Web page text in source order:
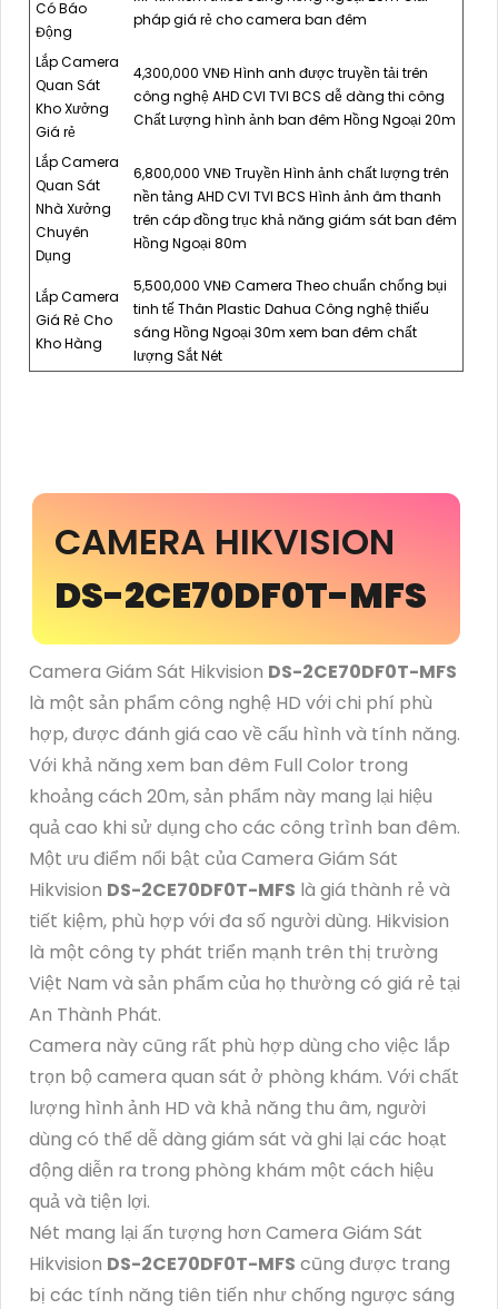
Có Báo
Động
pháp giá rẻ cho camera ban đêm
Lắp Camera
Quan Sát
Kho Xưởng
Giá rẻ
4,300,000 VNĐ Hình anh được truyền tải trên
công nghệ AHD CVI TVI BCS dễ dàng thi công
Chất Lượng hình ảnh ban đêm Hồng Ngoại 20m
Lắp Camera
Quan Sát
Nhà Xưởng
Chuyên
Dụng
6,800,000 VNĐ Truyền Hình ảnh chất lượng trên
nền tảng AHD CVI TVI BCS Hình ảnh âm thanh
trên cáp đồng trục khả năng giám sát ban đêm
Hồng Ngoại 80m
Lắp Camera
Giá Rẻ Cho
Kho Hàng
5,500,000 VNĐ Camera Theo chuẩn chống bụi
tinh tế Thân Plastic Dahua Công nghệ thiếu
sáng Hồng Ngoại 30m xem ban đêm chất
lượng Sắt Nét
CAMERA HIKVISION
DS-2CE70DF0T-MFS
Camera Giám Sát Hikvision DS-2CE70DF0T-MFS
là một sản phẩm công nghệ HD với chi phí phù
hợp, được đánh giá cao về cấu hình và tính năng.
Với khả năng xem ban đêm Full Color trong
khoảng cách 20m, sản phẩm này mang lại hiệu
quả cao khi sử dụng cho các công trình ban đêm.
Một ưu điểm nổi bật của Camera Giám Sát
Hikvision DS-2CE70DF0T-MFS là giá thành rẻ và
tiết kiệm, phù hợp với đa số người dùng. Hikvision
là một công ty phát triển mạnh trên thị trường
Việt Nam và sản phẩm của họ thường có giá rẻ tại
An Thành Phát.
Camera này cũng rất phù hợp dùng cho việc lắp
trọn bộ camera quan sát ở phòng khám. Với chất
lượng hình ảnh HD và khả năng thu âm, người
dùng có thể dễ dàng giám sát và ghi lại các hoạt
động diễn ra trong phòng khám một cách hiệu
quả và tiện lợi.
Nét mang lại ấn tượng hơn Camera Giám Sát
Hikvision DS-2CE70DF0T-MFS cũng được trang
bị các tính năng tiên tiến như chống ngược sáng